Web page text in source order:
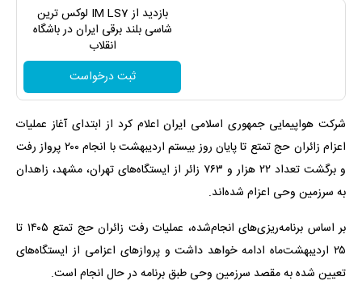
بازدید از IM LS7 لوکس ترین
شاسی بلند برقی ایران در باشگاه
انقلاب
ثبت درخواست
شرکت هواپیمایی جمهوری اسلامی ایران اعلام کرد از ابتدای آغاز عملیات
اعزام زائران حج تمتع تا پایان روز بیستم اردیبهشت با انجام ۲۰۰ پرواز رفت
و برگشت تعداد ۲۲ هزار و ۷۶۳ زائر از ایستگاه‌های تهران، مشهد، زاهدان
به سرزمین وحی اعزام شده‌اند.
بر اساس برنامه‌ریزی‌های انجام‌شده، عملیات رفت زائران حج تمتع ۱۴۰۵ تا
۲۵ اردیبهشت‌ماه ادامه خواهد داشت و پروازهای اعزامی از ایستگاه‌های
تعیین شده به مقصد سرزمین وحی طبق برنامه در حال انجام است.